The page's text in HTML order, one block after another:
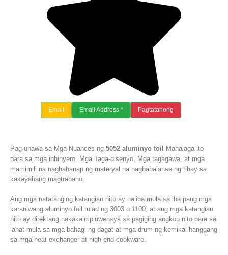
Email Email Address * Pagtatanong
Pag-unawa sa Mga Nuances ng 5052 aluminyo foil
Mahalaga ito
para sa mga inhinyero, Mga Taga-disenyo, Mga tagagawa, at mga
mamimili na naghahanap ng materyal na nagbabalanse ng tibay sa
kakayahang magtrabaho.
Ang mga natatanging katangian nito ay naiiba mula sa iba pang mga
karaniwang aluminyo foil tulad ng 3003 o 1100, at ang mga katangian
nito ay direktang nakakaimpluwensya sa pagiging angkop nito para sa
lahat mula sa mga bahagi ng dagat at mga drum ng kemikal hanggang
sa mga heat exchanger at high-end cookware.